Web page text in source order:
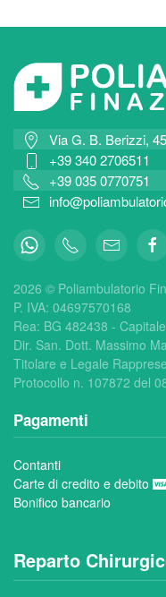
Via G. B. Berizzi,
+39 340 2706511
+39 035 0770751
2026 © Poliambulatorio
P. IVA: 04697570168
Rea: BG 482438 -
Dir. San. Dott. Massimo
Titolare e Legale
Protocollo n. 107872 del
Pagamenti
Contanti
Carte di credito e debito
Bonifico bancario
Reparto